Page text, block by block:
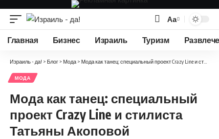
Изменение
размера
Аа
Главная Бизнес Израиль Туризм
Израиль - да! > Блог > Мода > Мода как танец: специальный проект Crazy Line и стилиста Татьяны Акоповой
МОДА
Мода как танец: специальный
проект Crazy Line и стилиста
Татьяны Акоповой